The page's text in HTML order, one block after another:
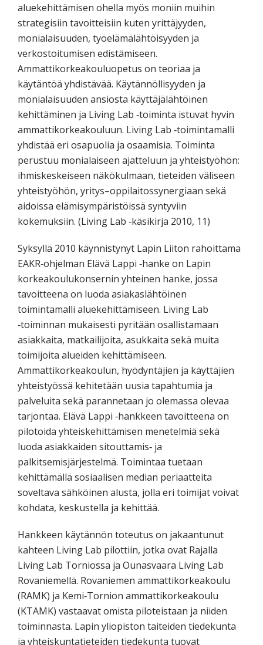
aluekehittämisen ohella myös moniin muihin
strategisiin tavoitteisiin kuten yrittäjyyden,
monialaisuuden, työelämälähtöisyyden ja
verkostoitumisen edistämiseen.
Ammattikorkeakouluopetus on teoriaa ja
käytäntöä yhdistävää. Käytännöllisyyden ja
monialaisuuden ansiosta käyttäjälähtöinen
kehittäminen ja Living Lab ‐toiminta istuvat hyvin
ammattikorkeakouluun. Living Lab ‐toimintamalli
yhdistää eri osapuolia ja osaamisia. Toiminta
perustuu monialaiseen ajatteluun ja yhteistyöhön:
ihmiskeskeiseen näkökulmaan, tieteiden väliseen
yhteistyöhön, yritys–oppilaitossynergiaan sekä
aidoissa elämisympäristöissä syntyviin
kokemuksiin. (Living Lab ‐käsikirja 2010, 11)
Syksyllä 2010 käynnistynyt Lapin Liiton rahoittama
EAKR‐ohjelman Elävä Lappi ‐hanke on Lapin
korkeakoulukonsernin yhteinen hanke, jossa
tavoitteena on luoda asiakaslähtöinen
toimintamalli aluekehittämiseen. Living Lab
‐toiminnan mukaisesti pyritään osallistamaan
asiakkaita, matkailijoita, asukkaita sekä muita
toimijoita alueiden kehittämiseen.
Ammattikorkeakoulun, hyödyntäjien ja käyttäjien
yhteistyössä kehitetään uusia tapahtumia ja
palveluita sekä parannetaan jo olemassa olevaa
tarjontaa. Elävä Lappi ‐hankkeen tavoitteena on
pilotoida yhteiskehittämisen menetelmiä sekä
luoda asiakkaiden sitouttamis‐ ja
palkitsemisjärjestelmä. Toimintaa tuetaan
kehittämällä sosiaalisen median periaatteita
soveltava sähköinen alusta, jolla eri toimijat voivat
kohdata, keskustella ja kehittää.
Hankkeen käytännön toteutus on jakaantunut
kahteen Living Lab pilottiin, jotka ovat Rajalla
Living Lab Torniossa ja Ounasvaara Living Lab
Rovaniemellä. Rovaniemen ammattikorkeakoulu
(RAMK) ja Kemi‐Tornion ammattikorkeakoulu
(KTAMK) vastaavat omista piloteistaan ja niiden
toiminnasta. Lapin yliopiston taiteiden tiedekunta
ja yhteiskuntatieteiden tiedekunta tuovat